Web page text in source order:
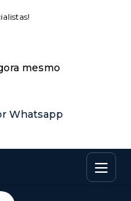
mesmo
Whatsapp